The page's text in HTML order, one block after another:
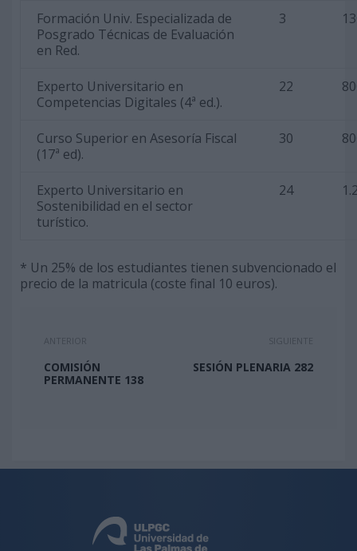
Formación Univ. Especializada de
Posgrado Técnicas de Evaluación
en Red.
3
Experto Universitario en
Competencias Digitales (4ª ed.).
22
Curso Superior en Asesoría Fiscal
(17ª ed).
30
Experto Universitario en
Sostenibilidad en el sector
turístico.
24
* Un 25% de los estudiantes tienen subvencionado el
precio de la matricula (coste final 10 euros).
ANTERIOR
COMISIÓN
PERMANENTE 138
SIGUIENTE
SESIÓN PLENARIA 282